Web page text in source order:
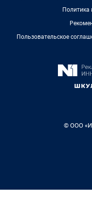
Политика
Пользовательское
© ООО